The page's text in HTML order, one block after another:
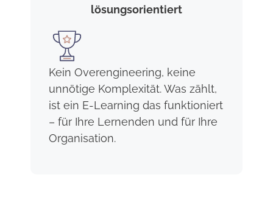
lösungsorientiert
Kein Overengineering, keine
unnötige Komplexität. Was zählt,
ist ein E-Learning das funktioniert
– für Ihre Lernenden und für Ihre
Organisation.